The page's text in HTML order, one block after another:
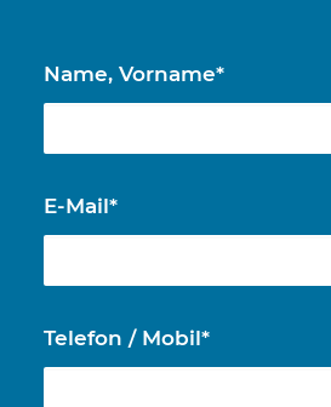
Name, Vorname*
E-Mail*
Telefon / Mobil*